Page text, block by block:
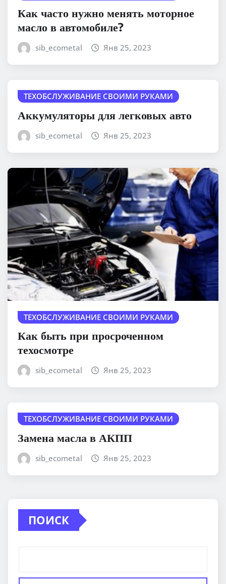
Как часто нужно менять моторное
масло в автомобиле?
sib_ecometal Янв 25, 2023
ТЕХОБСЛУЖИВАНИЕ СВОИМИ РУКАМИ
Аккумуляторы для легковых авто
sib_ecometal Янв 25, 2023
ТЕХОБСЛУЖИВАНИЕ СВОИМИ РУКАМИ
Как быть при просроченном
техосмотре
sib_ecometal Янв 25, 2023
ТЕХОБСЛУЖИВАНИЕ СВОИМИ РУКАМИ
Замена масла в АКПП
sib_ecometal Янв 25, 2023
ПОИСК